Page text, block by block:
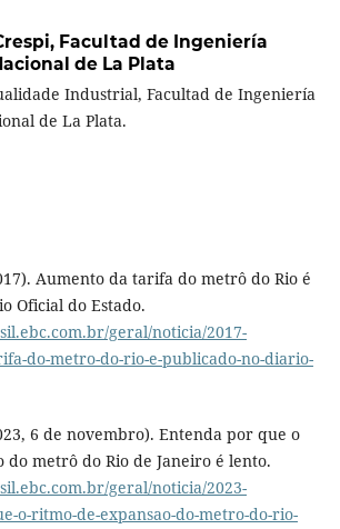
Facultad de Ingeniería
de La Plata
Industrial, Facultad de Ingeniería
de La Plata.
Aumento da tarifa do metrô do Rio é
Oficial do Estado.
geral/noticia/2017-
do-metro-do-rio-e-publicado-no-diario-
6 de novembro). Entenda por que o
do metrô do Rio de Janeiro é lento.
geral/noticia/2023-
o-ritmo-de-expansao-do-metro-do-rio-